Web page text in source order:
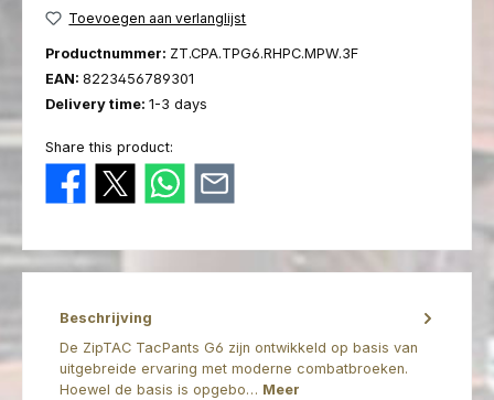
Toevoegen aan verlanglijst
Productnummer: ZT.CPA.TPG6.RHPC.MPW.3F
EAN: 8223456789301
Delivery time: 1-3 days
Share this product:
Beschrijving
De ZipTAC TacPants G6 zijn ontwikkeld op basis van
uitgebreide ervaring met moderne combatbroeken.
Hoewel de basis is opgebo… Meer